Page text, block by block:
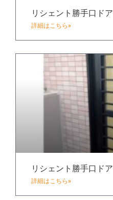
リシェント勝手口ドア
詳細はこちら»
リシェント勝手口ドア
詳細はこちら»